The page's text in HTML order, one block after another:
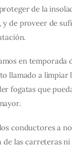
de la
y de proveer de
en temporada
llamado a limpiar
fogatas que
conductores a
de las carreteras